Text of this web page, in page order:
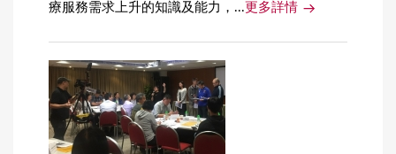
療服務需求上升的知識及能力，... 更多詳情